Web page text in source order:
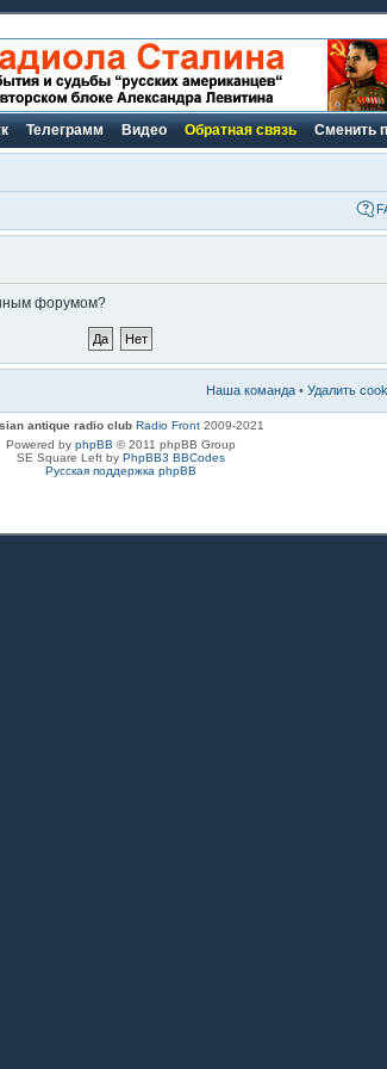
Телеграмм Видео Обратная связь Сменить
форумом?
Наша команда • Удалить
antique radio club Radio Front 2009-2021
Powered by phpBB © 2011 phpBB Group
SE Square Left by PhpBB3 BBCodes
Русская поддержка phpBB